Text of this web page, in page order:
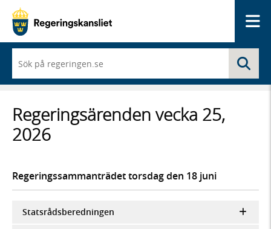
du
börjar
skriva
framträder
en
lista
Regeringsärenden vecka 25,
2026
Regeringssammanträdet torsdag den 18 juni
Statsrådsberedningen